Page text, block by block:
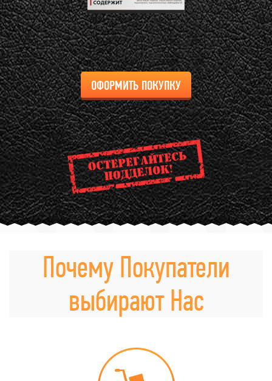
ОФОРМИТЬ ПОКУПКУ
Почему Покупатели
выбирают Нас